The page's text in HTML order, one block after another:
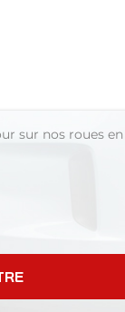
sur nos roues